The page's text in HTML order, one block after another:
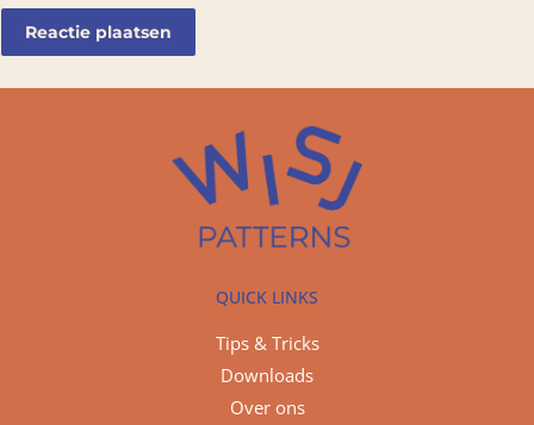
QUICK LINKS
Tips & Tricks
Downloads
Over ons